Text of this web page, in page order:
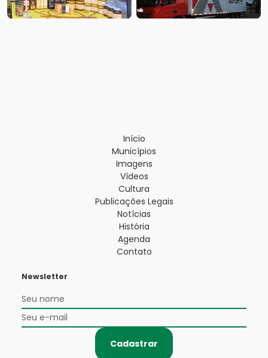
Início
Municípios
Imagens
Vídeos
Cultura
Publicações Legais
Notícias
História
Agenda
Contato
Newsletter
Cadastrar